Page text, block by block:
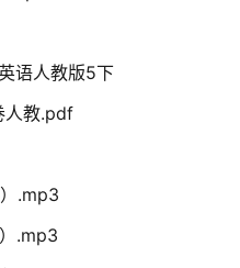
语人教版5下
人教.pdf
.mp3
.mp3